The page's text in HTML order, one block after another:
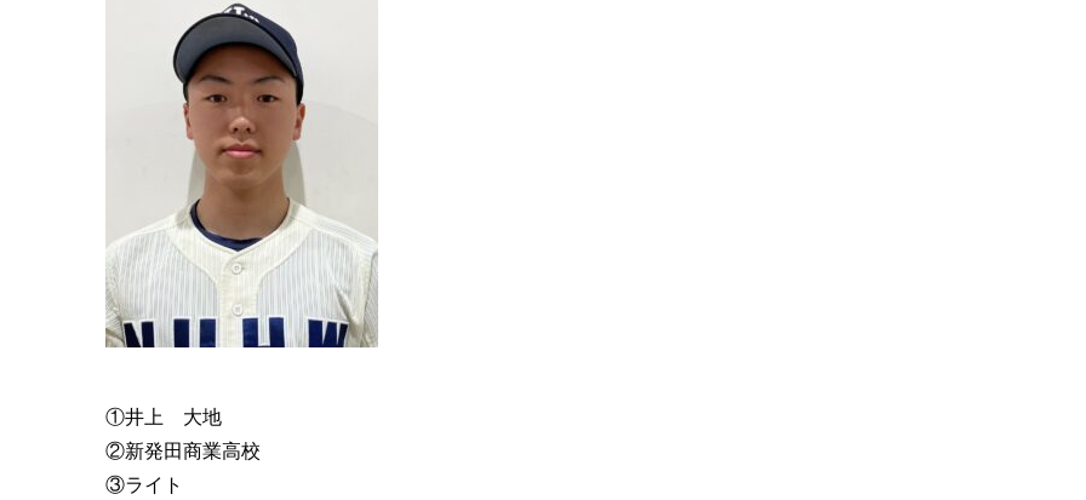
①井上 大地
②新発田商業高校
③ライト